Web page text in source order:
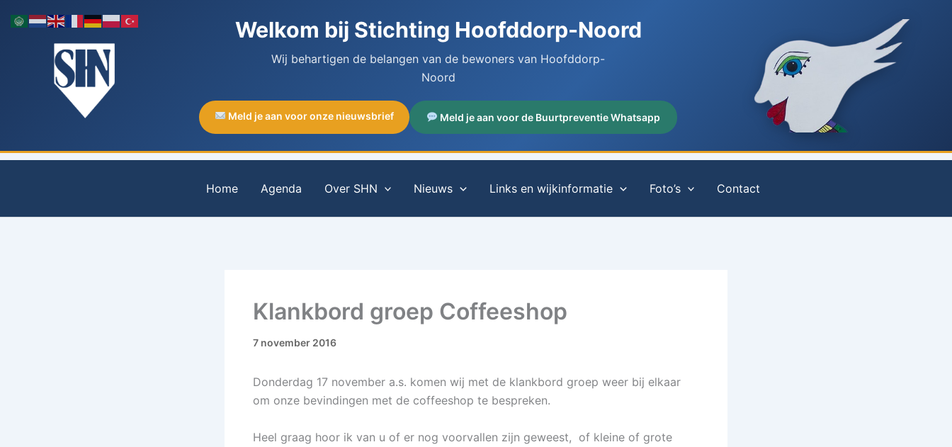
naar
Welkom bij Stichting Hoofddorp-Noord
Wij behartigen de belangen van de bewoners van Hoofddorp-
Noord
Meld je aan voor onze nieuwsbrief Meld je aan voor de Buurtpreventie Whatsapp
Home Agenda Over SHN Nieuws Links en wijkinformatie Foto’s Contact
Klankbord groep Coffeeshop
7 november 2016
Donderdag 17 november a.s. komen wij met de klankbord groep weer bij elkaar
om onze bevindingen met de coffeeshop te bespreken.
Heel graag hoor ik van u of er nog voorvallen zijn geweest, of kleine of grote